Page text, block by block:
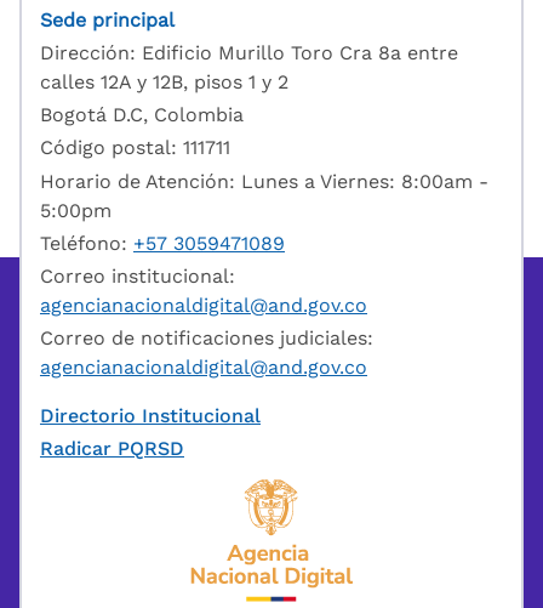
Sede principal
Dirección: Edificio Murillo Toro Cra 8a entre
calles 12A y 12B, pisos 1 y 2
Bogotá D.C, Colombia
Código postal: 111711
Horario de Atención: Lunes a Viernes: 8:00am -
5:00pm
Teléfono: +57 3059471089
Correo institucional:
agencianacionaldigital@and.gov.co
Correo de notificaciones judiciales:
agencianacionaldigital@and.gov.co
Directorio Institucional
Radicar PQRSD